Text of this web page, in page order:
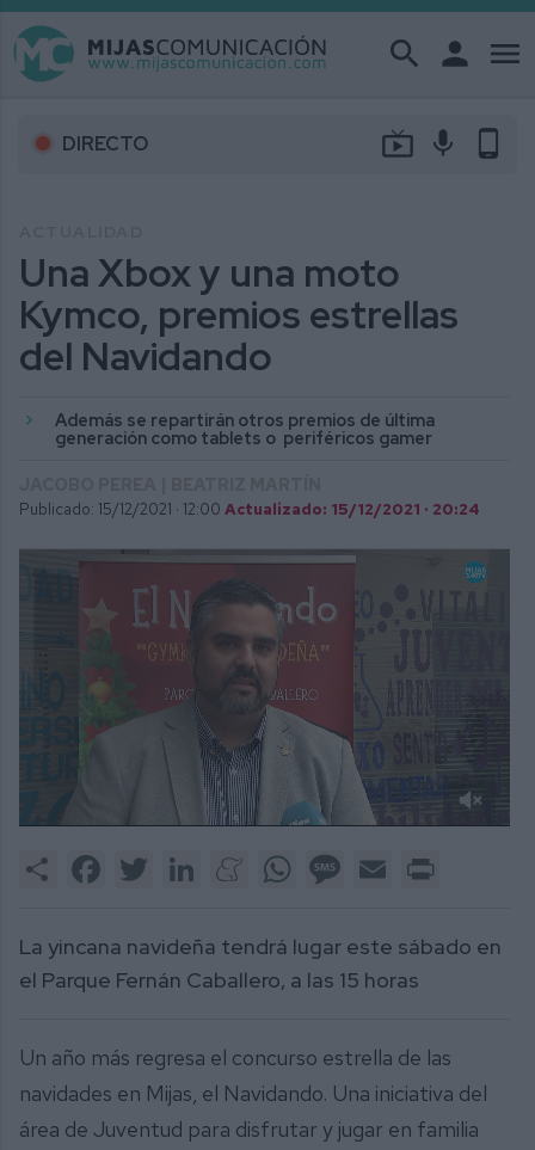
search person menu
DIRECTO live_tv mic phone_android
Una Xbox y una moto
Kymco, premios estrellas
del Navidando
Además se repartirán otros premios de última
generación como tablets o periféricos gamer
Publicado: 15/12/2021 · 12:00 Actualizado: 15/12/2021 · 20:24
2
Share FacebookTwitter LinkedInMeneameWhatsAppMessage
Email
La yincana navideña tendrá lugar este sábado en
el Parque Fernán Caballero, a las 15 horas
Un año más regresa el concurso estrella de las
navidades en Mijas, el Navidando. Una iniciativa del
área de Juventud para disfrutar y jugar en familia